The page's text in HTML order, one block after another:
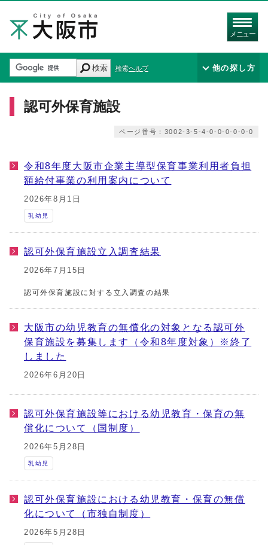
メニュー
検索 検索ヘルプ 他の探し方
認可外保育施設
ページ番号：3002-3-5-4-0-0-0-0-0-0
令和8年度大阪市企業主導型保育事業利用者負担
額給付事業の利用案内について
2026年8月1日
乳幼児
認可外保育施設立入調査結果
2026年7月15日
認可外保育施設に対する立入調査の結果
大阪市の幼児教育の無償化の対象となる認可外
保育施設を募集します（令和8年度対象）※終了
しました
2026年6月20日
認可外保育施設等における幼児教育・保育の無
償化について（国制度）
2026年5月28日
乳幼児
認可外保育施設における幼児教育・保育の無償
化について（市独自制度）
2026年5月28日